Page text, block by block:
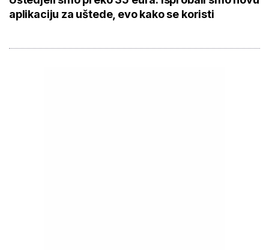
aplikaciju za uštede, evo kako se koristi